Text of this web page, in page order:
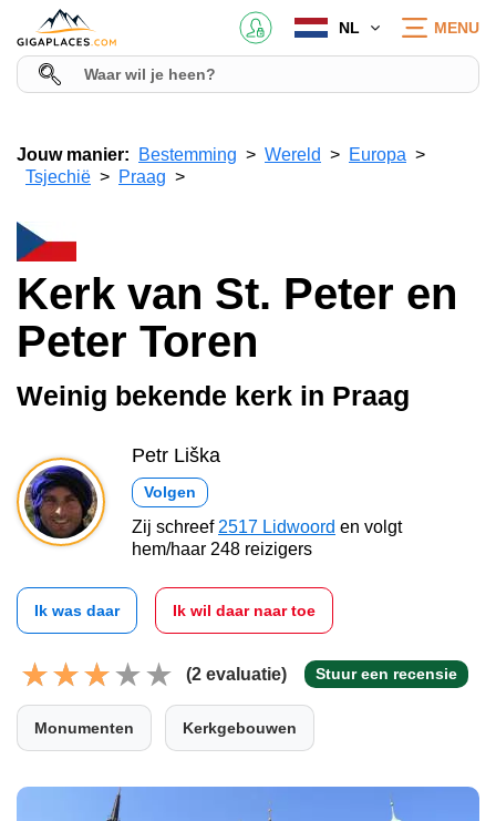
NL MENU
Jouw manier: Bestemming Wereld
Europa
Tsjechië
Praag
Kerk van St. Peter en
Peter Toren
Weinig bekende kerk in Praag
Petr Liška
Volgen
Zij schreef 2517 Lidwoord en volgt
hem/haar 248 reizigers
Ik was daar Ik wil daar naar toe
(2 evaluatie) Stuur een recensie
Monumenten Kerkgebouwen